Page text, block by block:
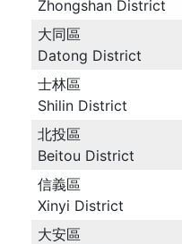
Zhongshan District
大同區
Datong District
士林區
Shilin District
北投區
Beitou District
信義區
Xinyi District
大安區